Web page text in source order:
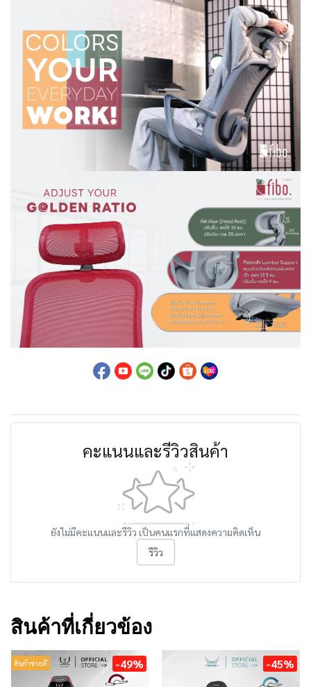
คะแนนและรีวิวสินค้า
ยังไม่มีคะแนนและรีวิว เป็นคนแรกที่แสดงความคิดเห็น
รีวิว
สินค้าที่เกี่ยวข้อง
สินค้าขายดี -49% -45%